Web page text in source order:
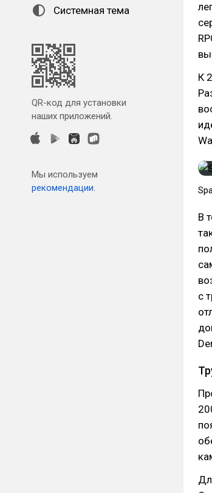
Системная тема
QR-код для установки
наших приложений.
Мы используем
рекомендации.
К
В
с